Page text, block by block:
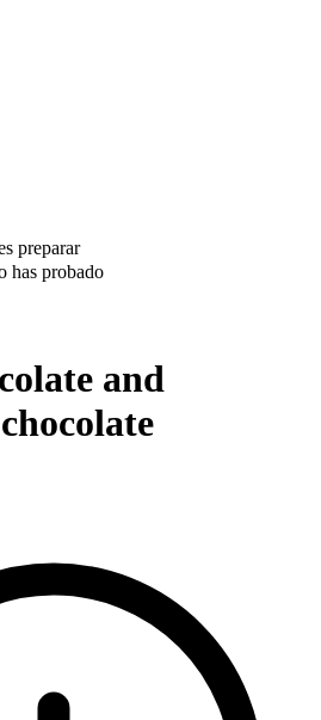
preparar
has probado
and